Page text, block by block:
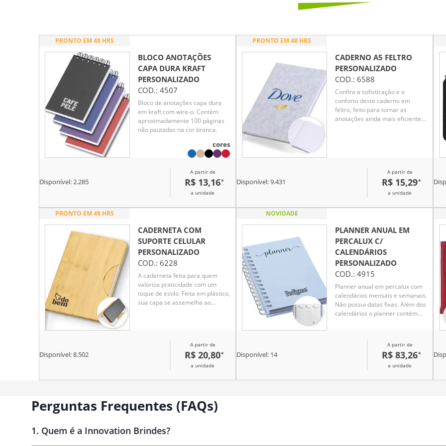
PRONTO EM 48 HRS
BLOCO ANOTAÇÕES
CAPA DURA KRAFT
PERSONALIZADO
COD.: 4507
Bloco de anotações capa dura
em kraft com wire-o. Contém
aproximadamente 100 páginas
não pautadas na cor branca.
cores
Disponível:2.285
A partir de
R$ 13,16*
a unidade
PRONTO EM 48 HRS
CADERNO A5 FELTRO
PERSONALIZADO
COD.: 6588
Confira a sofisticação e o
conforto deste caderno em
feltro, feito para tornar as
anotações ainda mais eficientes
compromissos e inspirações.
Disponível:9.431
A partir de
R$ 15,29*
a unidade
PRONTO EM 48 HRS
CADERNETA COM
SUPORTE CELULAR
PERSONALIZADO
COD.: 6228
A caderneta feita para quem
valoriza praticidade com um
toque de estilo. Feita em plástico,
sua capa se assemelha ao
acesso às anotações, que
ganham vida em 80 páginas
brancas pautadas, prontas para
inspirações. O grande
celular embutido na capa,
perfeito para acompanhar
reuniões.
Disponível:8.502
A partir de
R$ 20,80*
a unidade
NOVIDADE
PLANNER ANUAL EM
PERCALUX C/
CALENDÁRIOS
PERSONALIZADO
COD.: 4915
Planner anual em percalux com
calendários mensais e semanais.
Não possui datas fixas. Além dos
calendários o planner contém
anuais, planejamento anual,
livros para ler, filmes para ver,
minhas séries, controle
Disponível: 14
A partir de
R$ 83,26*
a unidade
Perguntas Frequentes (FAQs)
1. Quem é a Innovation Brindes?